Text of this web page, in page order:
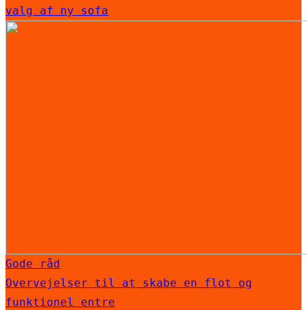
valg af ny sofa
Gode råd
Overvejelser til at skabe en flot og
funktionel entre